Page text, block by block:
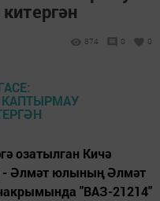
874 0 0
озатылган Кичә
- Әлмәт юлының Әлмәт
"ВАЗ-21214"